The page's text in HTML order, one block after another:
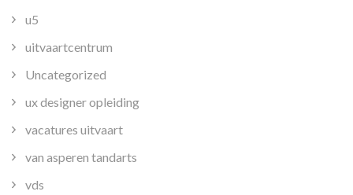
u5
uitvaartcentrum
Uncategorized
ux designer opleiding
vacatures uitvaart
van asperen tandarts
vds